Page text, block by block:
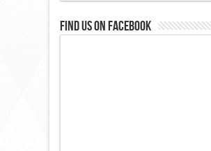
Find us on Facebook